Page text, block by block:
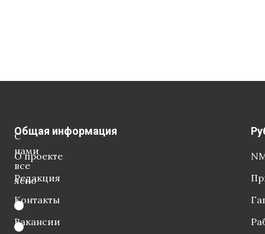
С
нами
все
ясно
Общая информация
О проекте
Редакция
Контакты
Вакансии